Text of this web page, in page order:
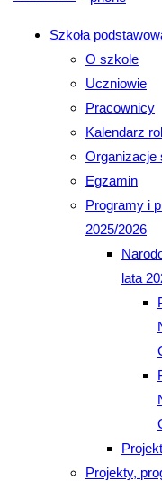
Szkoła
O szkole
Uczniowie
Pracownicy
Kalendarz
Organizacje
Egzamin
Programy i
2025/2026
lata
Projekty,